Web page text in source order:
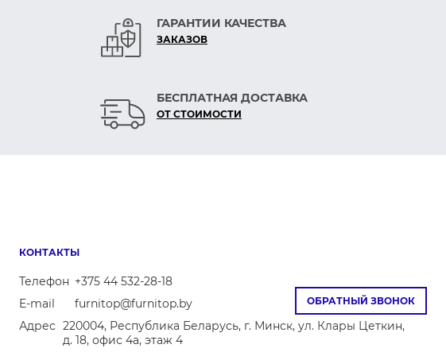
ГАРАНТИИ КАЧЕСТВА
ЗАКАЗОВ
БЕСПЛАТНАЯ ДОСТАВКА
ОТ СТОИМОСТИ
ОБРАТНЫЙ ЗВОНОК
КОНТАКТЫ
Телефон +375 44 532-28-18
E-mail
furnitop@furnitop.by
Адрес 220004, Республика Беларусь, г. Минск, ул. Клары Цеткин,
д. 18, офис 4а, этаж 4